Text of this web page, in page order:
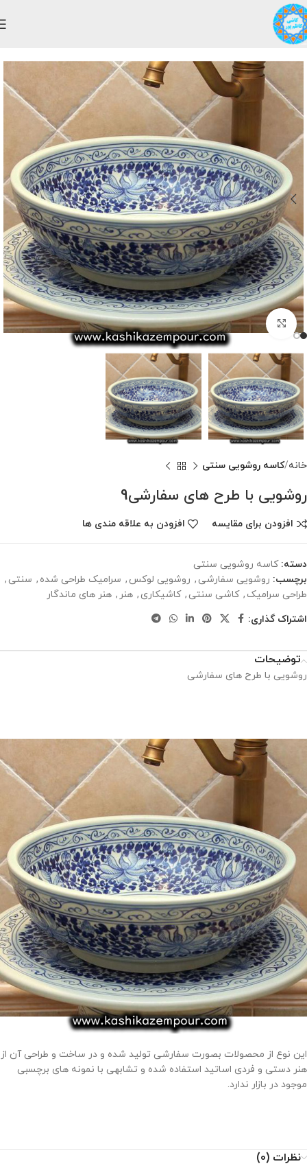
برای بزرگنمایی کلیک کنید
خانه کاسه روشویی سنتی
روشویی با طرح های سفارشی9
افزودن برای مقایسه افزودن به علاقه مندی ها
دسته: کاسه روشویی سنتی
برچسب: روشویی سفارشی , روشویی لوکس , سرامیک طراحی شده , سنتی ,
طراحی سرامیک , کاشی سنتی , کاشیکاری , هنر , هنر های ماندگار
اشتراک گذاری:
توضیحات
روشویی با طرح های سفارشی
این نوع از محصولات بصورت سفارشی تولید شده و در ساخت و طراحی آن از
هنر دستی و فردی اساتید استفاده شده و تشابهی با نمونه های برچسبی
موجود در بازار ندارد.
نظرات (0)